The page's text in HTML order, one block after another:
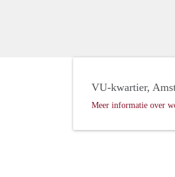
VU-kwartier,
Meer informatie over